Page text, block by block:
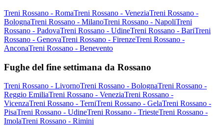
Treni Rossano - RomaTreni Rossano - VeneziaTreni Rossano -
BolognaTreni Rossano - MilanoTreni Rossano - NapoliTreni
Rossano - PadovaTreni Rossano - UdineTreni Rossano - BariTreni
Rossano - GenovaTreni Rossano - FirenzeTreni Rossano -
AnconaTreni Rossano - Benevento
Fughe del fine settimana da Rossano
Treni Rossano - LivornoTreni Rossano - BolognaTreni Rossano -
Reggio EmiliaTreni Rossano - VeneziaTreni Rossano -
VicenzaTreni Rossano - TerniTreni Rossano - GelaTreni Rossano -
PisaTreni Rossano - UdineTreni Rossano - TriesteTreni Rossano -
ImolaTreni Rossano - Rimini